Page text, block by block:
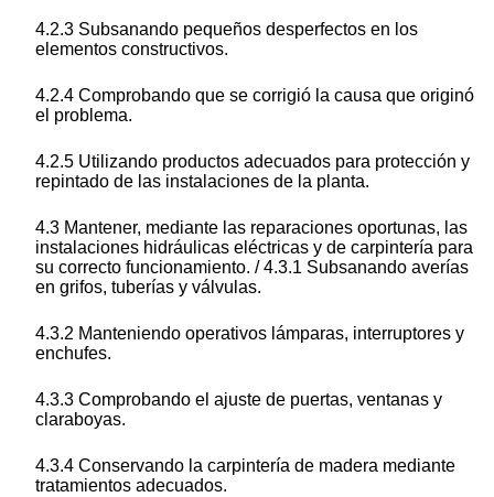
4.2.3 Subsanando pequeños desperfectos en los
elementos constructivos.
4.2.4 Comprobando que se corrigió la causa que originó
el problema.
4.2.5 Utilizando productos adecuados para protección y
repintado de las instalaciones de la planta.
4.3 Mantener, mediante las reparaciones oportunas, las
instalaciones hidráulicas eléctricas y de carpintería para
su correcto funcionamiento. / 4.3.1 Subsanando averías
en grifos, tuberías y válvulas.
4.3.2 Manteniendo operativos lámparas, interruptores y
enchufes.
4.3.3 Comprobando el ajuste de puertas, ventanas y
claraboyas.
4.3.4 Conservando la carpintería de madera mediante
tratamientos adecuados.